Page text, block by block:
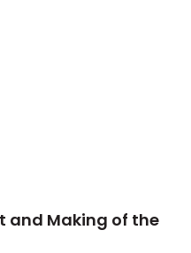
and Making of the